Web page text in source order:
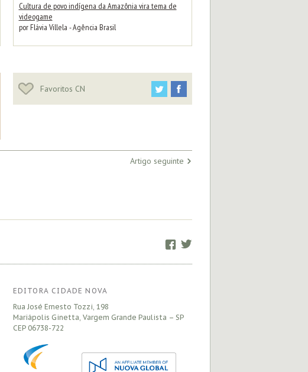
Cultura de povo indígena da Amazônia vira tema de
videogame
por Flávia Villela - Agência Brasil
Favoritos CN
Artigo seguinte
Facebook
Twitter
EDITORA CIDADE NOVA
Rua José Ernesto Tozzi, 198
Mariápolis Ginetta, Vargem Grande Paulista – SP
CEP06738-722